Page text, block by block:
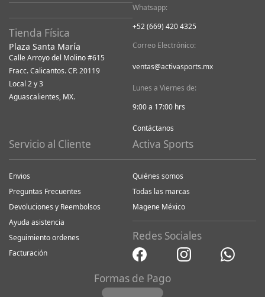
Tienda Física
Plaza Santa María
Calle Arroyo del Molino #615
Fracc. Calicantos. CP. 20119
Local 2 y 3
Aguascalientes, MX.
Whatsapp:
+52 (669) 420 4325
Correo Electrónico:
ventas@activasports.mx
Lunes a Viernes de:
9:00 a 17:00 hrs
Contáctanos
Servicio al Cliente
Envios
Preguntas Frecuentes
Devoluciones y Reembolsos
Ayuda asistencia
Seguimiento ordenes
Facturación
Activa Sports
Quiénes somos
Todas las marcas
Magene México
Redes Sociales
Formas de Pago